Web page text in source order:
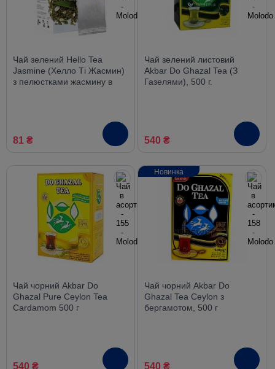
Чай зелений Hello Tea
Jasmine (Хелло Ті Жасмин)
з пелюстками жасмину в
81 ₴
Чай зелений листовий
Akbar Do Ghazal Tea (З
Газелями), 500 г.
540 ₴
Чай чорний Akbar Do
Ghazal Pure Ceylon Tea
Cardamom 500 г
540 ₴
Чай чорний Akbar Do
Ghazal Tea Ceylon з
бергамотом, 500 г
540 ₴
Новинка